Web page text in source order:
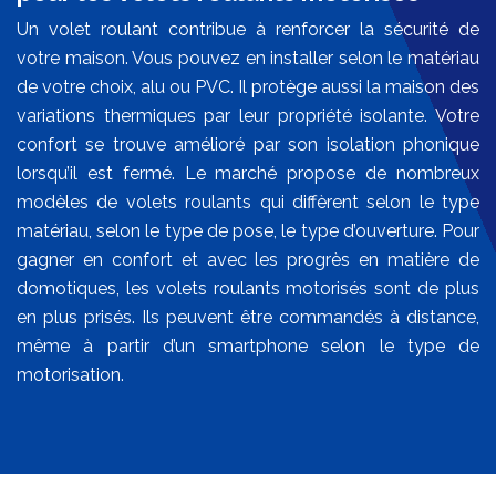
Un volet roulant contribue à renforcer la sécurité de
votre maison. Vous pouvez en installer selon le matériau
de votre choix, alu ou PVC. Il protège aussi la maison des
variations thermiques par leur propriété isolante. Votre
confort se trouve amélioré par son isolation phonique
lorsqu’il est fermé. Le marché propose de nombreux
modèles de volets roulants qui diffèrent selon le type
matériau, selon le type de pose, le type d’ouverture. Pour
gagner en confort et avec les progrès en matière de
domotiques, les volets roulants motorisés sont de plus
en plus prisés. Ils peuvent être commandés à distance,
même à partir d’un smartphone selon le type de
motorisation.